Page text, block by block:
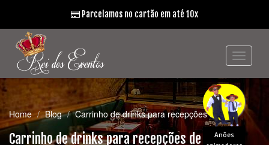
Anões
Parcelamos no cartão em até 10x
Home Blog Carrinho de drinks para recepções de luxo
Carrinho de drinks para recepções de luxo